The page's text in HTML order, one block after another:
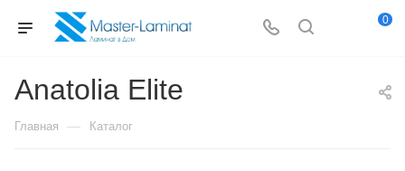
0
Anatolia Elite
Главная — Каталог